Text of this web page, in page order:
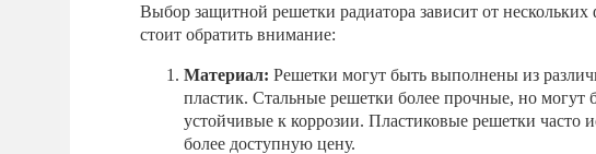
Выбор защитной решетки радиатора зависит от
стоит обратить внимание:
Материал: Решетки могут быть выполнены из
пластик. Стальные решетки более прочные, но
устойчивые к коррозии. Пластиковые решетки часто
более доступную цену.